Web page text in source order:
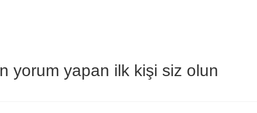
yorum yapan ilk kişi siz olun